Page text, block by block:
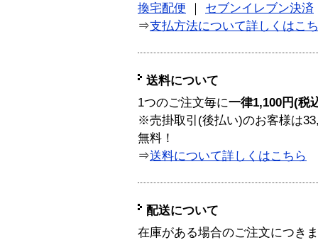
換宅配便 ｜ セブンイレブン決済
⇒支払方法について詳しくはこ
送料について
1つのご注文毎に一律1,100円(税
※売掛取引(後払い)のお客様は
無料！
⇒送料について詳しくはこちら
配送について
在庫がある場合のご注文につき